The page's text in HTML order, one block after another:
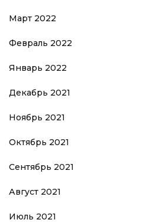
Март 2022
Февраль 2022
Январь 2022
Декабрь 2021
Ноябрь 2021
Октябрь 2021
Сентябрь 2021
Август 2021
Июль 2021